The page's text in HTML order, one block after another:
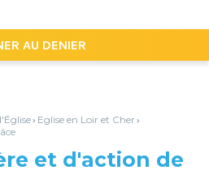
AU DENIER
› Eglise en Loir et Cher›
et d'action de